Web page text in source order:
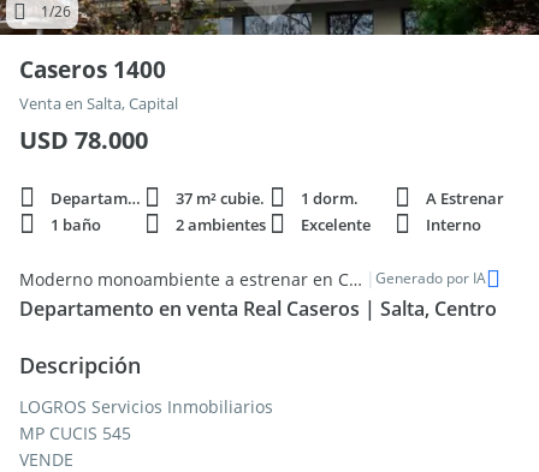
1/26
Caseros 1400
Venta en Salta, Capital
USD 78.000
Departamento 37 m² cubie. 1 dorm.
A Estrenar
1 baño
2 ambientes Excelente Interno
Moderno monoambiente a estrenar en Caseros, Salta Centro | Generado por IA
Departamento en venta Real Caseros | Salta, Centro
Descripción
LOGROS Servicios Inmobiliarios
MP CUCIS 545
VENDE